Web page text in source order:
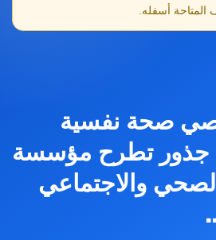
أسفله.
صحة نفسية
جذور تطرح مؤسسة
والاجتماعي